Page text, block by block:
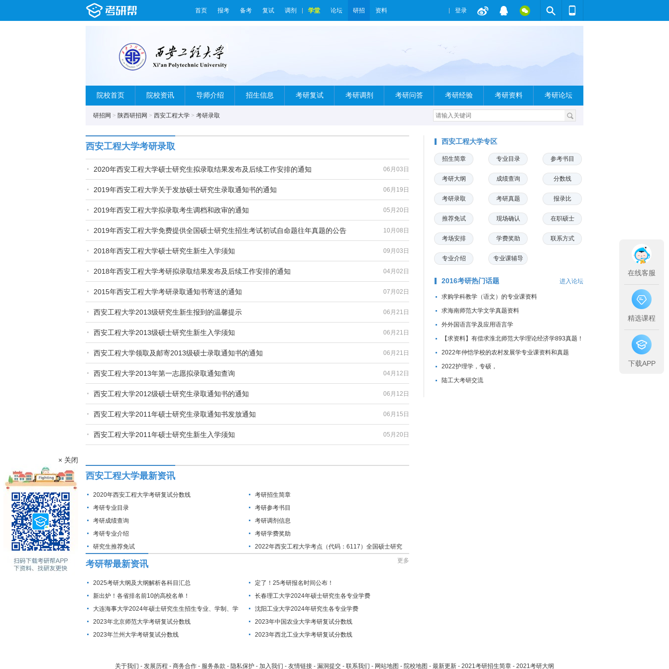
首页 报考 备考 复试 调剂 学堂 论坛 研招 资料 登录
院校首页 院校资讯 导师介绍 招生信息 考研复试 考研调剂 考研问答 考研经验 考研资料 考研论坛
研招网 > 陕西研招网 > 西安工程大学 > 考研录取
西安工程大学考研录取
06月03日
2020年西安工程大学硕士研究生拟录取结果发布及后续工作安排的通知
06月19日
2019年西安工程大学关于发放硕士研究生录取通知书的通知
05月20日
2019年西安工程大学拟录取考生调档和政审的通知
10月08日
2019年西安工程大学免费提供全国硕士研究生招生考试初试自命题往年真题的公告
09月03日
2018年西安工程大学硕士研究生新生入学须知
04月02日
2018年西安工程大学考研拟录取结果发布及后续工作安排的通知
07月02日
2015年西安工程大学考研录取通知书寄送的通知
06月21日
西安工程大学2013级研究生新生报到的温馨提示
06月21日
西安工程大学2013级硕士研究生新生入学须知
06月21日
西安工程大学领取及邮寄2013级硕士录取通知书的通知
04月12日
西安工程大学2013年第一志愿拟录取通知查询
06月12日
西安工程大学2012级硕士研究生录取通知书的通知
06月15日
西安工程大学2011年硕士研究生录取通知书发放通知
05月20日
西安工程大学2011年硕士研究生新生入学须知
西安工程大学最新资讯
2020年西安工程大学考研复试分数线
考研招生简章
考研专业目录
考研参考书目
考研成绩查询
考研调剂信息
考研专业介绍
考研学费奖助
研究生推荐免试
2022年西安工程大学考点（代码：6117）全国硕士研究
考研帮最新资讯 更多
2025考研大纲及大纲解析各科目汇总
定了！25考研报名时间公布！
新出炉！各省排名前10的高校名单！
长春理工大学2024年硕士研究生各专业学费
大连海事大学2024年硕士研究生生招生专业、学制、学
费标准及拟招生人数
沈阳工业大学2024年研究生各专业学费
2023年北京师范大学考研复试分数线
2023年中国农业大学考研复试分数线
2023年兰州大学考研复试分数线
2023年西北工业大学考研复试分数线
西安工程大学专区
招生简章 专业目录 参考书目
考研大纲 成绩查询 分数线
考研录取 考研真题 报录比
推荐免试 现场确认 在职硕士
考场安排 学费奖助 联系方式
专业介绍 专业课辅导
2016考研热门话题 进入论坛
求购学科教学（语文）的专业课资料
求海南师范大学文学真题资料
外外国语言学及应用语言学
【求资料】有偿求淮北师范大学理论经济学893真题！
2022年仲恺学校的农村发展学专业课资料和真题
2022护理学，专硕，
陆工大考研交流
关于我们 - 发展历程 - 商务合作 - 服务条款 - 隐私保护 - 加入我们 - 友情链接 - 漏洞提交 - 联系我们 - 网站地图 - 院校地图 - 最新更新 - 2021考研招生简章 - 2021考研大纲
× 关闭
在线客服
精选课程
下载APP